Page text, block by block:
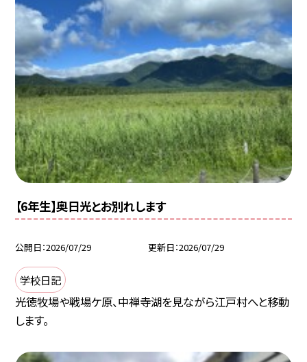
【6年生】奥日光とお別れします
公開日 2026/07/29 更新日 2026/07/29
学校日記
光徳牧場や戦場ケ原、中禅寺湖を見ながら江戸村へと移動
します。